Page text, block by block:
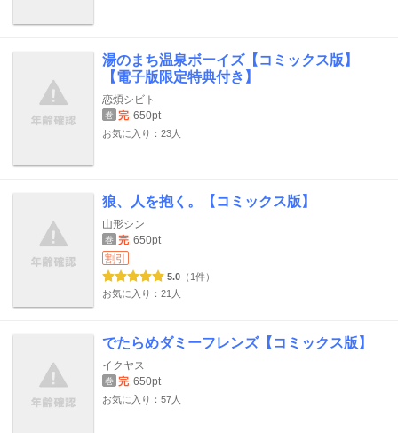
湯のまち温泉ボーイズ【コミックス版】
【電子版限定特典付き】
恋煩シビト
巻 完 650pt
お気に入り：23人
狼、人を抱く。【コミックス版】
山形シン
巻 完 650pt
割引
5.0 （1件）
お気に入り：21人
でたらめダミーフレンズ【コミックス版】
イクヤス
巻 完 650pt
お気に入り：57人